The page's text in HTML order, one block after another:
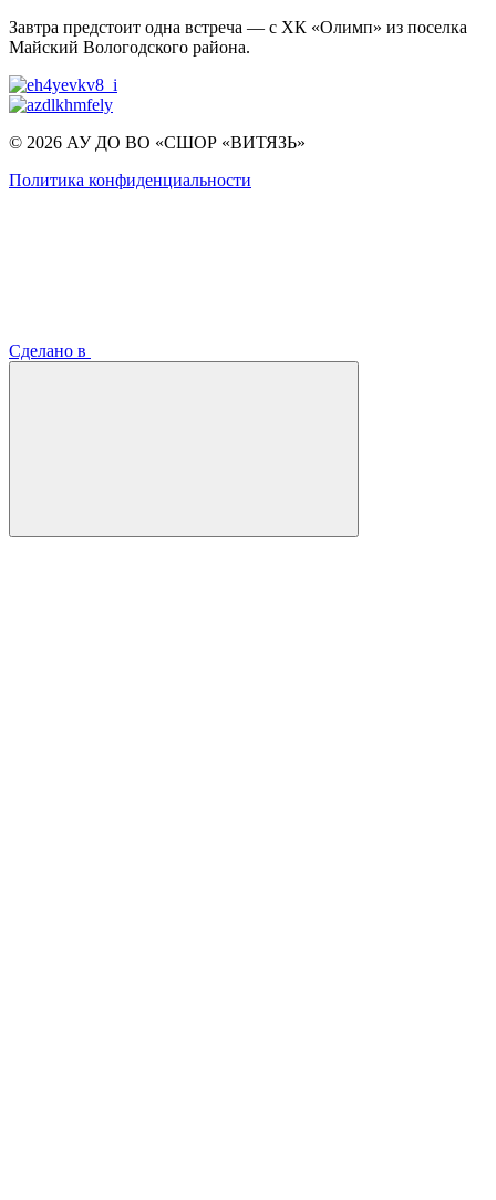
Завтра предстоит одна встреча — с ХК «Олимп» из поселка
Майский Вологодского района.
© 2026 АУ ДО ВО «СШОР «ВИТЯЗЬ»
Политика конфиденциальности
Сделано в